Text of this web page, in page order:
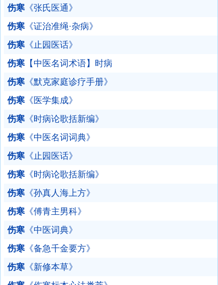
伤寒 《张氏医通》
伤寒 《证治准绳·杂病》
伤寒 《止园医话》
伤寒 【中医名词术语】时病
伤寒 《默克家庭诊疗手册》
伤寒 《医学集成》
伤寒 《时病论歌括新编》
伤寒 《中医名词词典》
伤寒 《止园医话》
伤寒 《时病论歌括新编》
伤寒 《孙真人海上方》
伤寒 《傅青主男科》
伤寒 《中医词典》
伤寒 《备急千金要方》
伤寒 《新修本草》